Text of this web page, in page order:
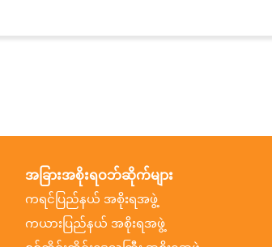
အခြားအစိုးရဝဘ်ဆိုက်များ
ကရင်ပြည်နယ် အစိုးရအဖွဲ့
ကယားပြည်နယ် အစိုးရအဖွဲ့